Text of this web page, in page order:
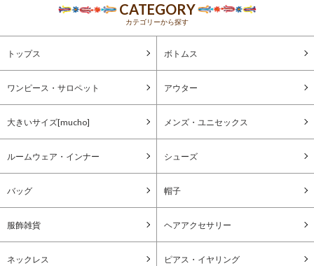
CATEGORY
カテゴリーから探す
トップス ボトムス
ワンピース・サロペット アウター
大きいサイズ[mucho] メンズ・ユニセックス
ルームウェア・インナー シューズ
バッグ 帽子
服飾雑貨 ヘアアクセサリー
ネックレス ピアス・イヤリング